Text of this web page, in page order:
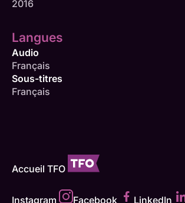
2016
Langues
Audio
Français
Sous-titres
Français
Accueil TFO
Instagram Facebook LinkedIn